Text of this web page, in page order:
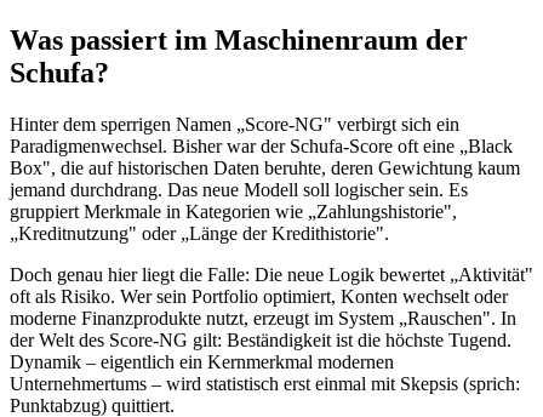
Was passiert im Maschinenraum der
Schufa?
Hinter dem sperrigen Namen „Score-NG" verbirgt sich ein
Paradigmenwechsel. Bisher war der Schufa-Score oft eine „Black
Box", die auf historischen Daten beruhte, deren Gewichtung kaum
jemand durchdrang. Das neue Modell soll logischer sein. Es
gruppiert Merkmale in Kategorien wie „Zahlungshistorie",
„Kreditnutzung" oder „Länge der Kredithistorie".
Doch genau hier liegt die Falle: Die neue Logik bewertet „Aktivität"
oft als Risiko. Wer sein Portfolio optimiert, Konten wechselt oder
moderne Finanzprodukte nutzt, erzeugt im System „Rauschen". In
der Welt des Score-NG gilt: Beständigkeit ist die höchste Tugend.
Dynamik – eigentlich ein Kernmerkmal modernen
Unternehmertums – wird statistisch erst einmal mit Skepsis (sprich:
Punktabzug) quittiert.